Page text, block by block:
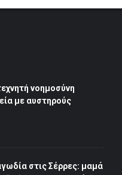
νοημοσύνη
με αυστηρούς
στις Σέρρες: μαμά